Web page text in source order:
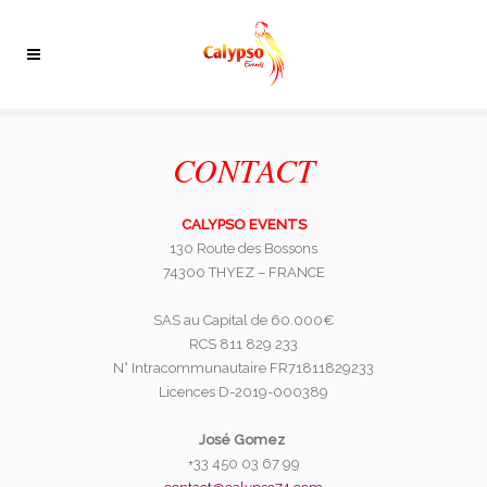
CONTACT
CALYPSO EVENTS
130 Route des Bossons
74300 THYEZ – FRANCE
SAS au Capital de 60.000€
RCS 811 829 233
N° Intracommunautaire FR71811829233
Licences D-2019-000389
José Gomez
+33 450 03 67 99